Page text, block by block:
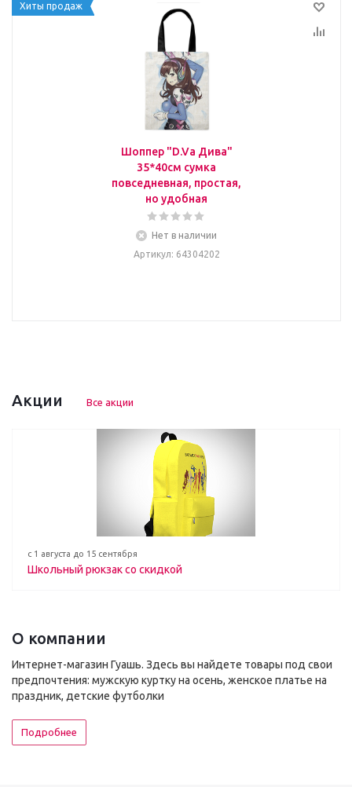
Хиты продаж
Шоппер "D.Va Дива"
35*40см сумка
повседневная, простая,
но удобная
Нет в наличии
Артикул: 64304202
Акции Все акции
с 1 августа до 15 сентября
Школьный рюкзак со скидкой
О компании
Интернет-магазин Гуашь. Здесь вы найдете товары под свои
предпочтения: мужскую куртку на осень, женское платье на
праздник, детские футболки
Подробнее